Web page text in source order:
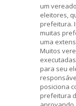
um
eleitores,
prefeitura.
muitas
uma
Muitos
para seu
posiciona
prefeitura